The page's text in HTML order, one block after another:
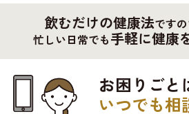
飲むだけの健康法ですの
忙しい日常でも手軽に健康
お困りごと
いつでも相